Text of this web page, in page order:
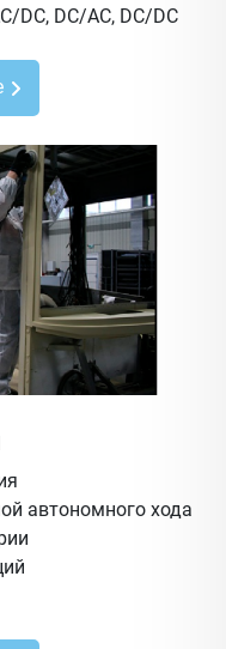
DC, DC/AC, DC/DC
автономного хода